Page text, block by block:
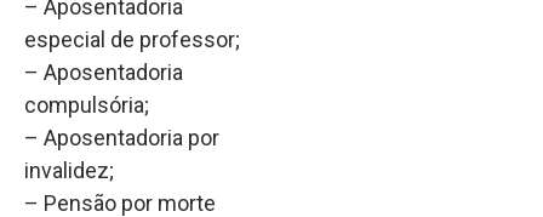
– Aposentadoria
especial de professor;
– Aposentadoria
compulsória;
– Aposentadoria por
invalidez;
– Pensão por morte